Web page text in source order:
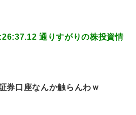
通りすがりの株投資情
券口座なんか触らんわｗ